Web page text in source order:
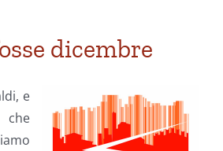
Clean)
dicembre
e